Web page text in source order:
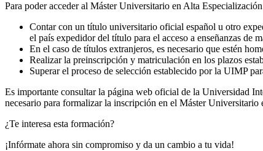
Para poder acceder al Máster Universitario en Alta
Contar con un título universitario oficial español u otro
el país expedidor del título para el acceso a enseñanzas de
En el caso de títulos extranjeros, es necesario que estén
Realizar la preinscripción y matriculación en los plazos
Superar el proceso de selección establecido por la UIMP
Es importante consultar la página web oficial de la Universidad
necesario para formalizar la inscripción en el Máster
¿Te interesa esta formación?
¡Infórmate ahora sin compromiso y da un cambio a tu vida!